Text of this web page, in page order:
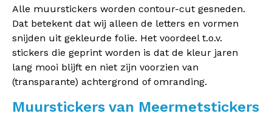
Alle muurstickers worden contour-cut gesneden.
Dat betekent dat wij alleen de letters en vormen
snijden uit gekleurde folie. Het voordeel t.o.v.
stickers die geprint worden is dat de kleur jaren
lang mooi blijft en niet zijn voorzien van
(transparante) achtergrond of omranding.
Muurstickers van Meermetstickers